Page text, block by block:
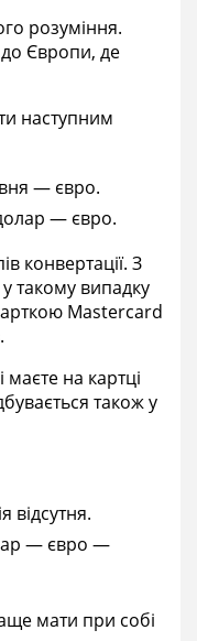
розуміння.
Європи, де
наступним
— євро.
— євро.
конвертації. З
такому випадку
Mastercard
на картці
також у
відсутня.
— євро —
мати при собі